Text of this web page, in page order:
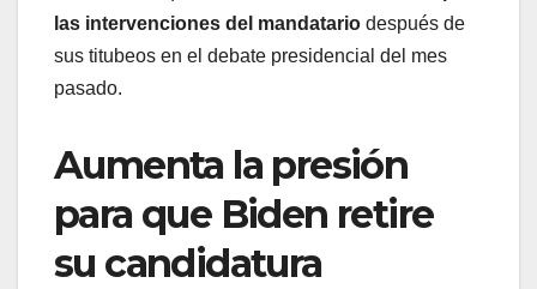
las intervenciones del mandatario después de
sus titubeos en el debate presidencial del mes
pasado.
Aumenta la presión
para que Biden retire
su candidatura